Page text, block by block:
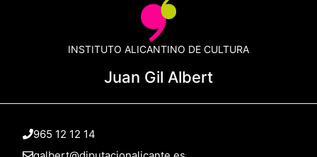
INSTITUTO ALICANTINO DE CULTURA
Juan Gil Albert
965 12 12 14